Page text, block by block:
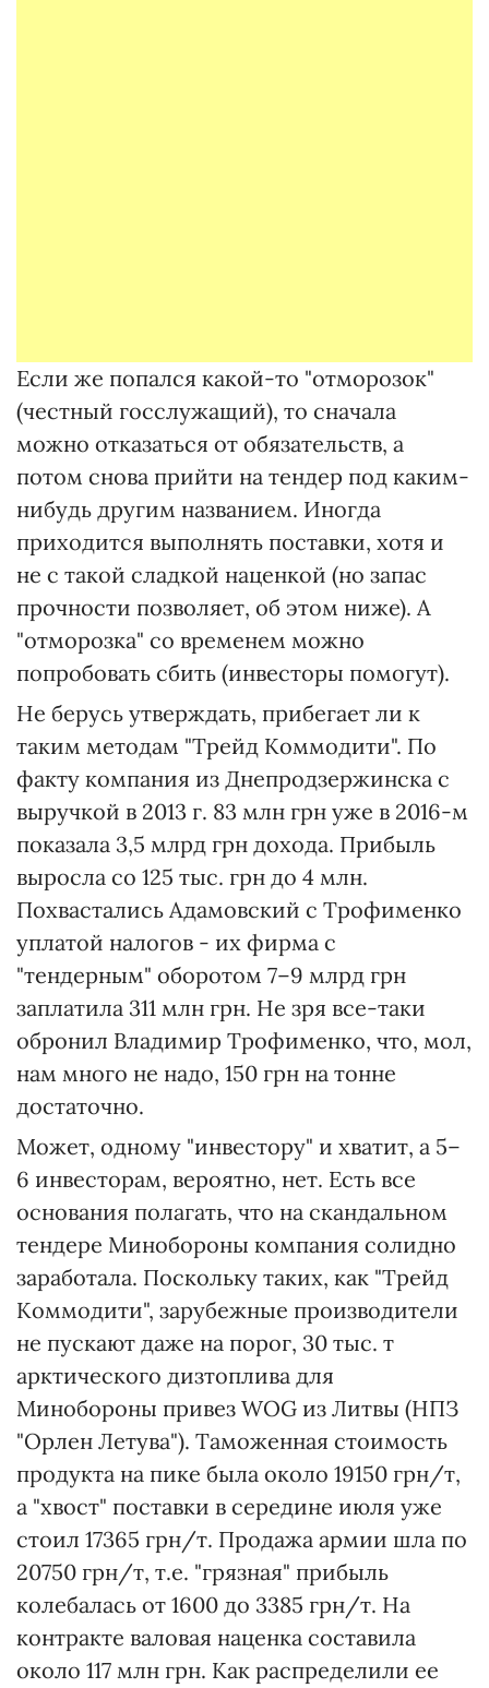
Если же попался какой-то "отморозок"
(честный госслужащий), то сначала
можно отказаться от обязательств, а
потом снова прийти на тендер под каким-
нибудь другим названием. Иногда
приходится выполнять поставки, хотя и
не с такой сладкой наценкой (но запас
прочности позволяет, об этом ниже). А
"отморозка" со временем можно
попробовать сбить (инвесторы помогут).
Не берусь утверждать, прибегает ли к
таким методам "Трейд Коммодити". По
факту компания из Днепродзержинска с
выручкой в 2013 г. 83 млн грн уже в 2016-м
показала 3,5 млрд грн дохода. Прибыль
выросла со 125 тыс. грн до 4 млн.
Похвастались Адамовский с Трофименко
уплатой налогов - их фирма с
"тендерным" оборотом 7–9 млрд грн
заплатила 311 млн грн. Не зря все-таки
обронил Владимир Трофименко, что, мол,
нам много не надо, 150 грн на тонне
достаточно.
Может, одному "инвестору" и хватит, а 5–
6 инвесторам, вероятно, нет. Есть все
основания полагать, что на скандальном
тендере Минобороны компания солидно
заработала. Поскольку таких, как "Трейд
Коммодити", зарубежные производители
не пускают даже на порог, 30 тыс. т
арктического дизтоплива для
Минобороны привез WOG из Литвы (НПЗ
"Орлен Летува"). Таможенная стоимость
продукта на пике была около 19150 грн/т,
а "хвост" поставки в середине июля уже
стоил 17365 грн/т. Продажа армии шла по
20750 грн/т, т.е. "грязная" прибыль
колебалась от 1600 до 3385 грн/т. На
контракте валовая наценка составила
около 117 млн грн. Как распределили ее